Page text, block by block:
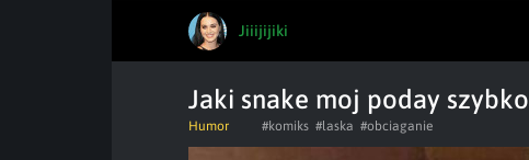
Jiiijijiki
Jaki snake moj poday szybko
Humor #komiks #laska #obciaganie